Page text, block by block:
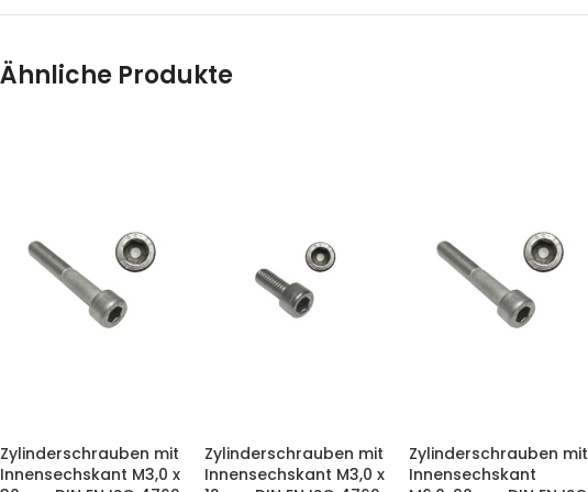
Ähnliche Produkte
Zylinderschrauben mit
Innensechskant M3,0 x
Zylinderschrauben mit
Innensechskant M3,0 x
Zylinderschrauben mit
Innensechskant